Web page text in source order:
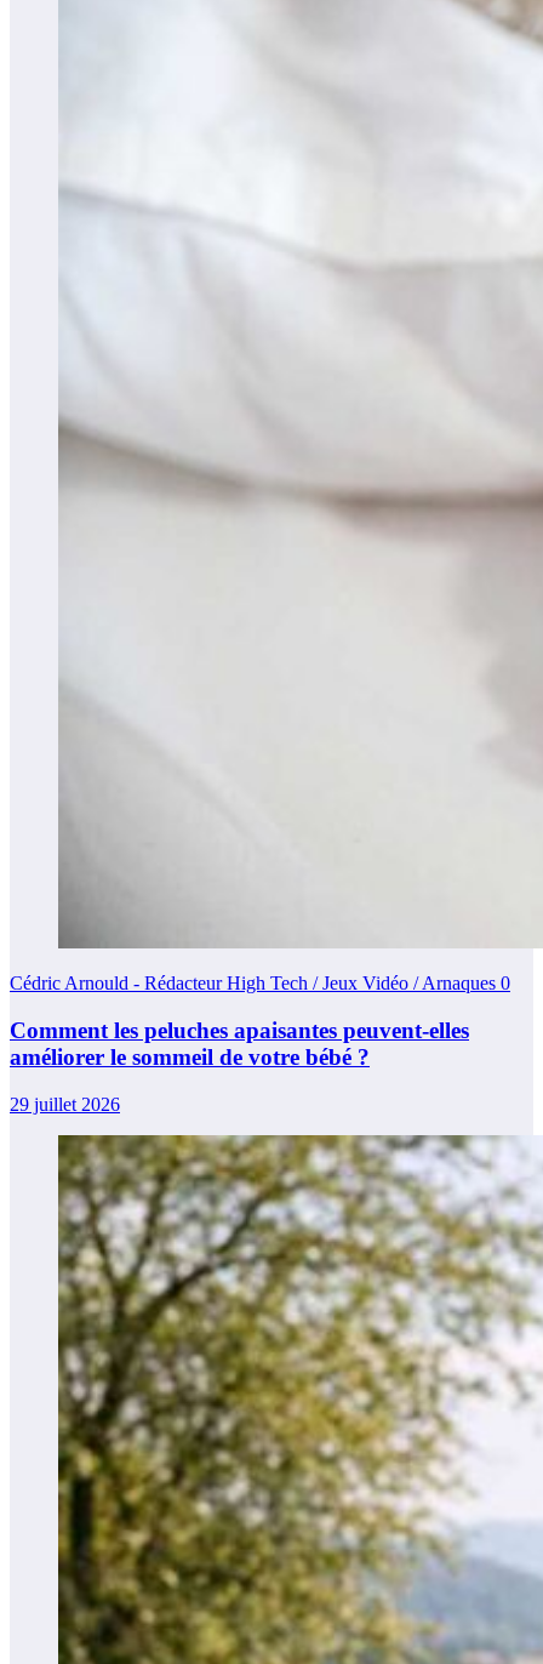
Cédric Arnould - Rédacteur High Tech / Jeux Vidéo / Arnaques 0
Comment les peluches apaisantes peuvent-elles
améliorer le sommeil de votre bébé ?
29 juillet 2026